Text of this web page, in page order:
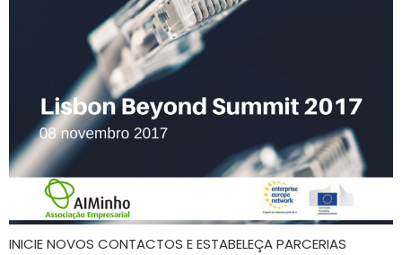
INICIE NOVOS CONTACTOS E ESTABELEÇA PARCERIAS